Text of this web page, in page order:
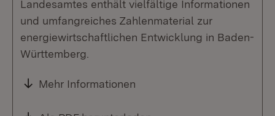
Landesamtes enthält vielfältige Informationen
und umfangreiches Zahlenmaterial zur
energiewirtschaftlichen Entwicklung in Baden-
Württemberg.
Mehr Informationen